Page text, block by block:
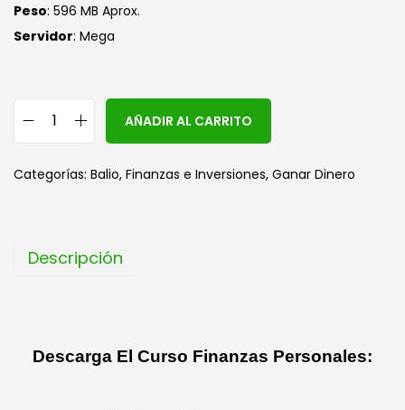
Peso: 596 MB Aprox.
Servidor: Mega
AÑADIR AL CARRITO
e
Categorías: Balio, Finanzas e Inversiones, Ganar Dinero
Descripción
Descarga El Curso Finanzas Personales: